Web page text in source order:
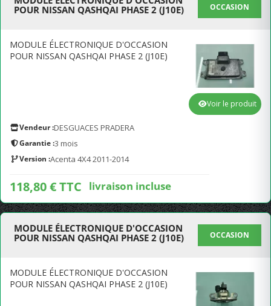
POUR NISSAN QASHQAI PHASE 2 (J10E)
OCCASION
MODULE ÉLECTRONIQUE D'OCCASION
POUR NISSAN QASHQAI PHASE 2 (J10E)
Vendeur :DESGUACES PRADERA
Garantie :3 mois
Version :Acenta 4X4 2011-2014
118,80 € TTC livraison incluse
Voir le produit
MODULE ÉLECTRONIQUE D'OCCASION
POUR NISSAN QASHQAI PHASE 2 (J10E)
OCCASION
MODULE ÉLECTRONIQUE D'OCCASION
POUR NISSAN QASHQAI PHASE 2 (J10E)